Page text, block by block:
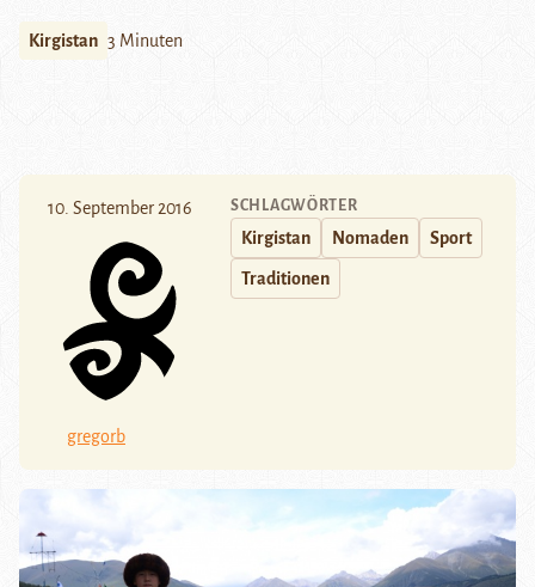
Kirgistan 3 Minuten
10. September 2016
gregorb
SCHLAGWÖRTER
Kirgistan Nomaden Sport
Traditionen